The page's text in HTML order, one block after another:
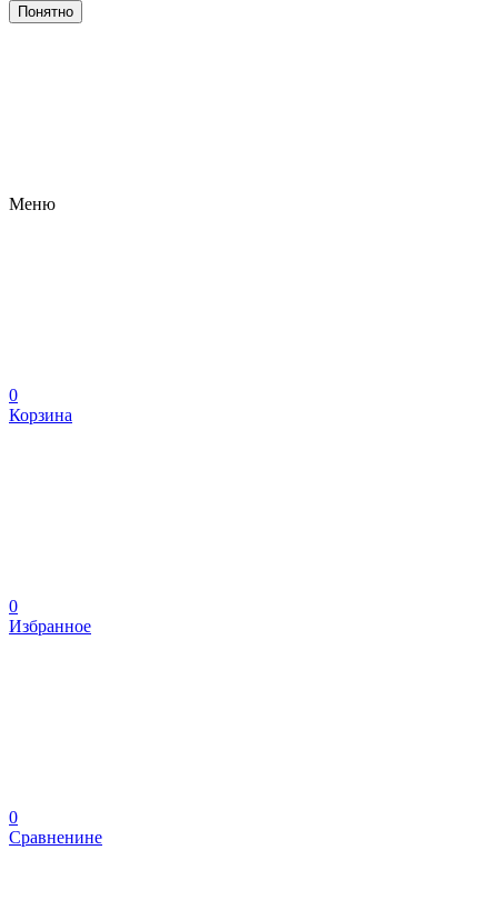
Понятно
Меню
0
Корзина
0
Избранное
0
Сравненине